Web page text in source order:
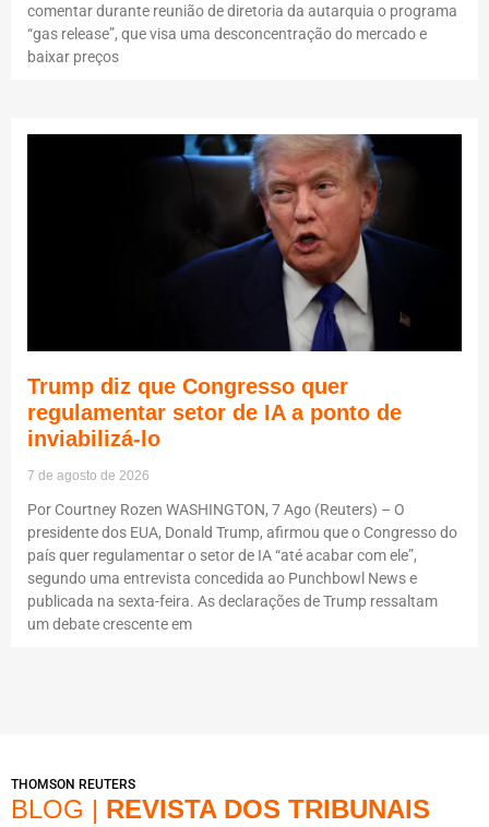
comentar durante reunião de diretoria da autarquia o programa
“gas release”, que visa uma desconcentração do mercado e
baixar preços
Trump diz que Congresso quer
regulamentar setor de IA a ponto de
inviabilizá-lo
7 de agosto de 2026
Por Courtney Rozen WASHINGTON, 7 Ago (Reuters) – O
presidente dos EUA, Donald Trump, afirmou que o Congresso do
país quer regulamentar o setor de IA “até acabar com ele”,
segundo uma entrevista concedida ao Punchbowl News e
publicada na sexta-feira. As declarações de Trump ressaltam
um debate crescente em
THOMSON REUTERS
BLOG | REVISTA DOS TRIBUNAIS